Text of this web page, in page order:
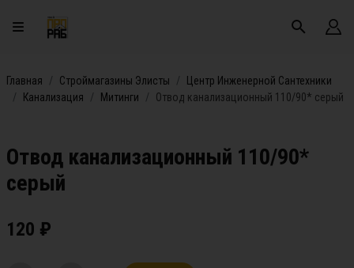
Главная Строймагазины Элисты
Центр Инженерной Сантехники
Канализация
Митинги Отвод канализационный 110/90* серый
Отвод канализационный 110/90*
серый
120 ₽